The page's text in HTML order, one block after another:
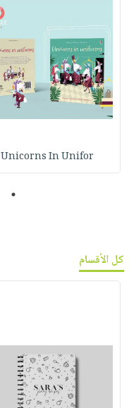
Unicorns In Unifor
1
كل الأقسام